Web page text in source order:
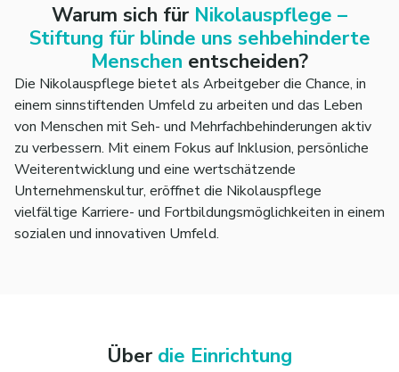
Warum sich für Nikolauspflege –
Stiftung für blinde uns sehbehinderte
Menschen entscheiden?
Die Nikolauspflege bietet als Arbeitgeber die Chance, in
einem sinnstiftenden Umfeld zu arbeiten und das Leben
von Menschen mit Seh- und Mehrfachbehinderungen aktiv
zu verbessern. Mit einem Fokus auf Inklusion, persönliche
Weiterentwicklung und eine wertschätzende
Unternehmenskultur, eröffnet die Nikolauspflege
vielfältige Karriere- und Fortbildungsmöglichkeiten in einem
sozialen und innovativen Umfeld.
Über die Einrichtung